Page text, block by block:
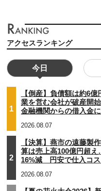
アクセスランキング
今日
1
【倒産】負債額は約6
業を営む会社が破産開
金融機関からの借入金
2026.08.07
2
【決算】燕市の遠藤製
算は売上高100億円超
16%減 円安で仕入コ
2026.08.07